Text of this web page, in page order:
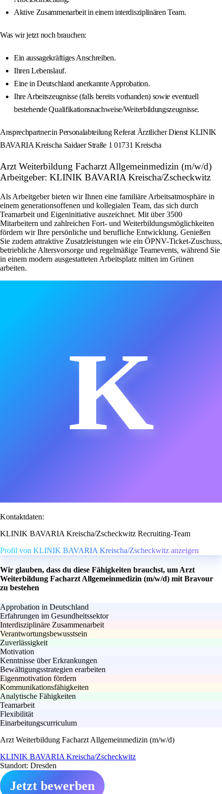
Aktive Zusammenarbeit in einem interdisziplinären Team.
Was wir jetzt noch brauchen:
Ein aussagekräftiges Anschreiben.
Ihren Lebenslauf.
Eine in Deutschland anerkannte Approbation.
Ihre Arbeitszeugnisse (falls bereits vorhanden) sowie eventuell
bestehende Qualifikationsnachweise/Weiterbildungszeugnisse.
Ansprechpartner:in Personalabteilung Referat Ärztlicher Dienst KLINIK
BAVARIA Kreischa Saidaer Straße 1 01731 Kreischa
Arzt Weiterbildung Facharzt Allgemeinmedizin (m/w/d)
Arbeitgeber: KLINIK BAVARIA Kreischa/Zscheckwitz
Als Arbeitgeber bieten wir Ihnen eine familiäre Arbeitsatmosphäre in
einem generationsoffenen und kollegialen Team, das sich durch
Teamarbeit und Eigeninitiative auszeichnet. Mit über 3500
Mitarbeitern und zahlreichen Fort- und Weiterbildungsmöglichkeiten
fördern wir Ihre persönliche und berufliche Entwicklung. Genießen
Sie zudem attraktive Zusatzleistungen wie ein ÖPNV-Ticket-Zuschuss,
betriebliche Altersvorsorge und regelmäßige Teamevents, während Sie
in einem modern ausgestatteten Arbeitsplatz mitten im Grünen
arbeiten.
K
Kontaktdaten:
KLINIK BAVARIA Kreischa/Zscheckwitz Recruiting-Team
Profil von KLINIK BAVARIA Kreischa/Zscheckwitz anzeigen
Wir glauben, dass du diese Fähigkeiten brauchst, um Arzt
Weiterbildung Facharzt Allgemeinmedizin (m/w/d) mit Bravour
zu bestehen
Approbation in Deutschland
Erfahrungen im Gesundheitssektor
Interdisziplinäre Zusammenarbeit
Verantwortungsbewusstsein
Zuverlässigkeit
Motivation
Kenntnisse über Erkrankungen
Bewältigungsstrategien erarbeiten
Eigenmotivation fördern
Kommunikationsfähigkeiten
Analytische Fähigkeiten
Teamarbeit
Flexibilität
Einarbeitungscurriculum
Arzt Weiterbildung Facharzt Allgemeinmedizin (m/w/d)
KLINIK BAVARIA Kreischa/Zscheckwitz
Standort: Dresden
Jetzt bewerben